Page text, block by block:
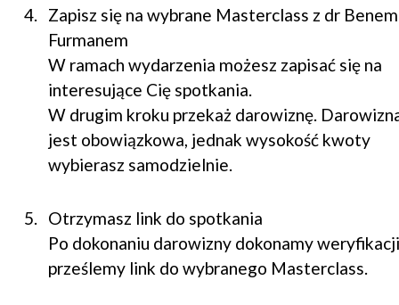
Zapisz się na wybrane Masterclass z dr Benem
Furmanem
W ramach wydarzenia możesz zapisać się na
interesujące Cię spotkania.
W drugim kroku przekaż darowiznę.
jest obowiązkowa, jednak wysokość kwoty
wybierasz samodzielnie.
Otrzymasz link do spotkania
Po dokonaniu darowizny dokonamy
prześlemy link do wybranego Masterclass.